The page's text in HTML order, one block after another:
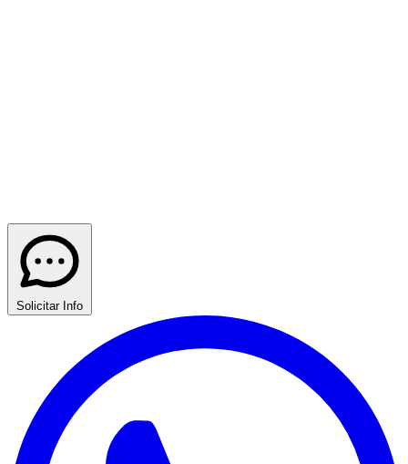
Solicitar Info